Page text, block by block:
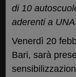
di 10
aderenti a
Venerdì 20
Bari, sarà